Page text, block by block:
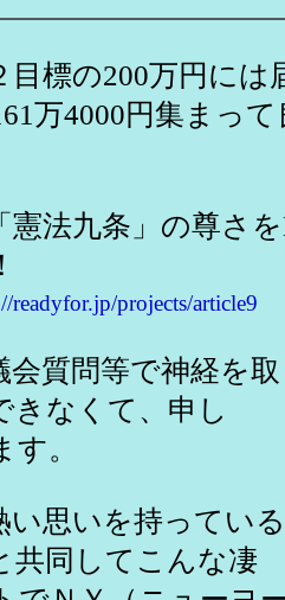
標の200万円には
万4000円集まっ
法九条」の尊さを
readyfor.jp/projects/article9
質問等で神経を
きなくて、申し
。
思いを持ってい
共同してこんな凄